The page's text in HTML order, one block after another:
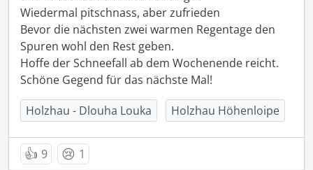
Wiedermal pitschnass, aber zufrieden
Bevor die nächsten zwei warmen Regentage den
Spuren wohl den Rest geben.
Hoffe der Schneefall ab dem Wochenende reicht.
Schöne Gegend für das nächste Mal!
Holzhau - Dlouha Louka
Holzhau Höhenloipe
👍 9 😢 1